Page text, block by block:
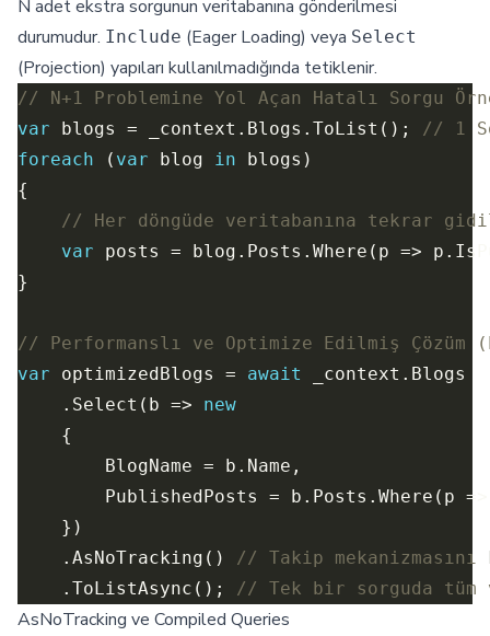
N adet ekstra sorgunun veritabanına gönderilmesi
durumudur. Include (Eager Loading) veya Select
(Projection) yapıları kullanılmadığında tetiklenir.
// N+1 Problemine Yol Açan Hatalı Sorgu
var blogs = _context.Blogs.ToList(); // 1
foreach ( var blog in
// Her döngüde veritabanına tekrar
var
// Performanslı ve Optimize Edilmiş Çözüm
var optimizedBlogs = await
    .Select(b =>
new
    .AsNoTracking()
// Takip
    .ToListAsync();
// Tek bir sorguda
AsNoTracking ve Compiled Queries